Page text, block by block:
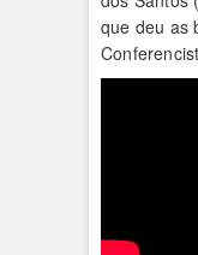
que deu as